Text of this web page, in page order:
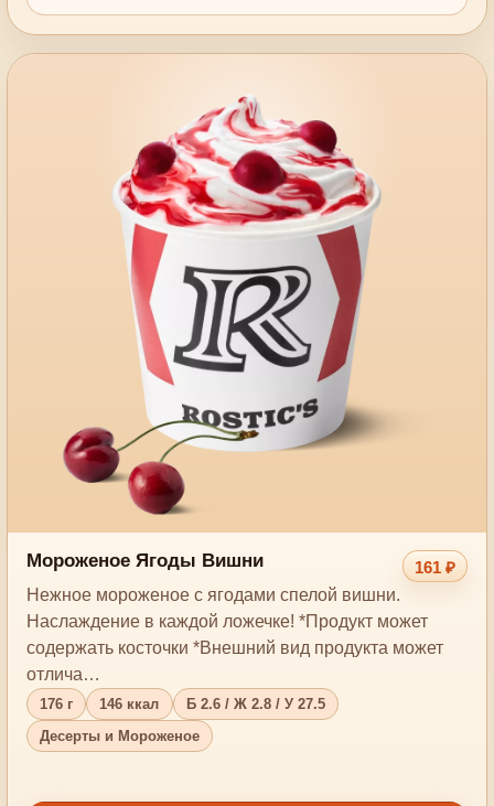
Мороженое Ягоды Вишни
161 ₽
Нежное мороженое с ягодами спелой вишни.
Наслаждение в каждой ложечке! *Продукт может
содержать косточки *Внешний вид продукта может
отлича…
176 г 146 ккал
Б 2.6 / Ж 2.8 / У 27.5
Десерты и Мороженое